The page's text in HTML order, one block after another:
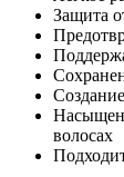
Защита
волосах